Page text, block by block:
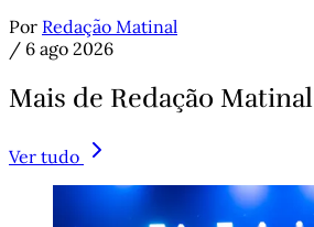
Por Redação Matinal
/ 6 ago 2026
Mais de Redação Matinal
Ver tudo